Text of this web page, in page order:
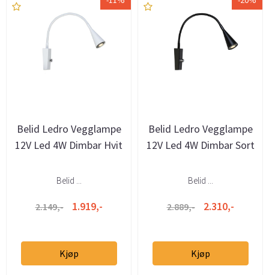
Belid Ledro Vegglampe
12V Led 4W Dimbar Hvit
Belid ...
2.149,- 1.919,-
Kjøp
Belid Ledro Vegglampe
12V Led 4W Dimbar Sort
Belid ...
2.889,- 2.310,-
Kjøp